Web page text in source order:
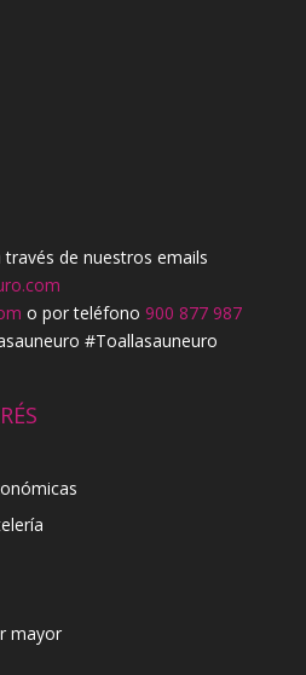
de nuestros emails
o por teléfono 900 877 987
#Toallasauneuro
mayor